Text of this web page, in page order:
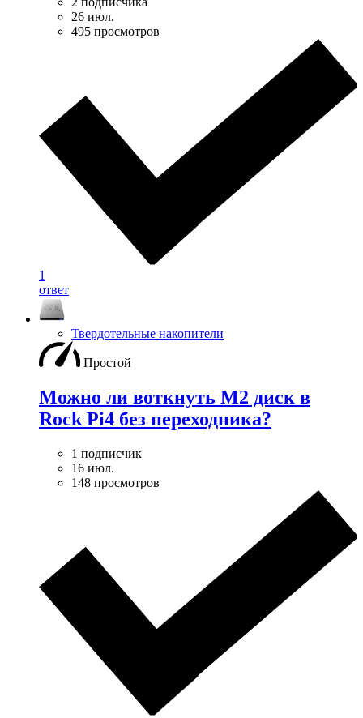
26 июл.
495 просмотров
1
ответ
Твердотельные накопители
Простой
Можно ли воткнуть M2 диск в
Rock Pi4 без переходника?
1 подписчик
16 июл.
148 просмотров